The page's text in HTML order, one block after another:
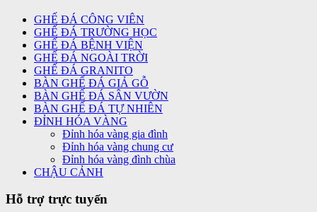
GHẾ ĐÁ CÔNG VIÊN
GHẾ ĐÁ TRƯỜNG HỌC
GHẾ ĐÁ BỆNH VIỆN
GHẾ ĐÁ NGOÀI TRỜI
GHẾ ĐÁ GRANITO
BÀN GHẾ ĐÁ GIẢ GỖ
BÀN GHẾ ĐÁ SÂN VƯỜN
BÀN GHẾ ĐÁ TỰ NHIÊN
ĐỈNH HÓA VÀNG
Đỉnh hóa vàng gia đình
Đỉnh hóa vàng chung cư
Đỉnh hóa vàng đình chùa
CHẬU CẢNH
Hỗ trợ trực tuyến